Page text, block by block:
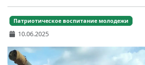
Патриотическое воспитание молодежи
10.06.2025